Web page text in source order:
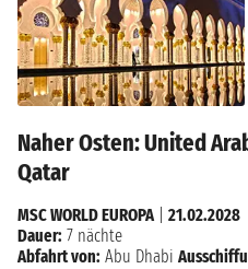
Naher Osten: United
Qatar
MSC WORLD EUROPA| 21.02.2028
Dauer: 7 nächte
Abfahrt von: Abu Dhabi